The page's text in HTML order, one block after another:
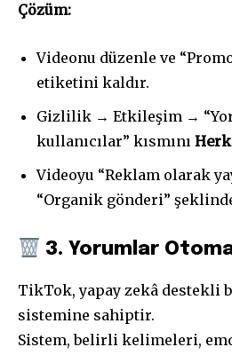
Çözüm:
Videonu düzenle ve
etiketini kaldır.
Gizlilik → Etkileşim →
kullanıcılar” kısmını
Videoyu “Reklam olarak
“Organik gönderi”
3. Yorumlar
TikTok, yapay zekâ destekli
sistemine sahiptir.
Sistem, belirli kelimeleri,